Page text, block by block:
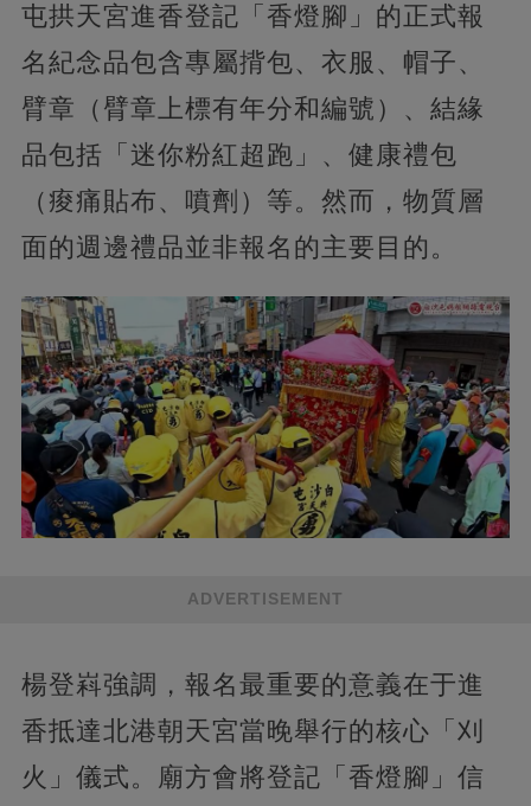
屯拱天宮進香登記「香燈腳」的正式報
名紀念品包含專屬揹包、衣服、帽子、
臂章（臂章上標有年分和編號）、結緣
品包括「迷你粉紅超跑」、健康禮包
（痠痛貼布、噴劑）等。然而，物質層
面的週邊禮品並非報名的主要目的。
ADVERTISEMENT
楊登嵙強調，報名最重要的意義在于進
香抵達北港朝天宮當晚舉行的核心「刈
火」儀式。廟方會將登記「香燈腳」信